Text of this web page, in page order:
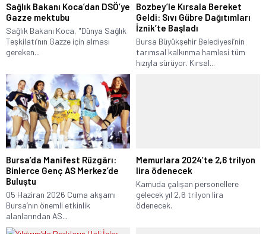
Sağlık Bakanı Koca’dan DSÖ’ye
Gazze mektubu
Sağlık Bakanı Koca, "Dünya Sağlık
Teşkilatı’nın Gazze için alması
gereken...
Bozbey’le Kırsala Bereket
Geldi: Sıvı Gübre Dağıtımları
İznik’te Başladı
Bursa Büyükşehir Belediyesi’nin
tarımsal kalkınma hamlesi tüm
hızıyla sürüyor. Kırsal...
Bursa’da Manifest Rüzgârı:
Binlerce Genç AS Merkez’de
Buluştu
05 Haziran 2026 Cuma akşamı
Bursa’nın önemli etkinlik
alanlarından AS...
Memurlara 2024’te 2,6 trilyon
lira ödenecek
Kamuda çalışan personellere
gelecek yıl 2,6 trilyon lira
ödenecek.